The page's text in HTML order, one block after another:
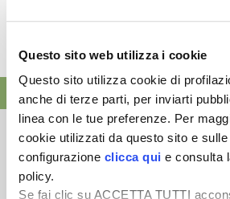
Questo sito web utilizza i cookie
Questo sito utilizza cookie di
anche di terze parti, per inviarti
linea con le tue preferenze. Per
cookie utilizzati da questo sito e
configurazione clicca qui e consulta
policy.
Se fai clic su ACCETTA TUTTI
ATTUALITÀ
Mercato in crescita per
Nel 2025, in Italia, l’agricoltura 4.0
record di 2,5 mili...